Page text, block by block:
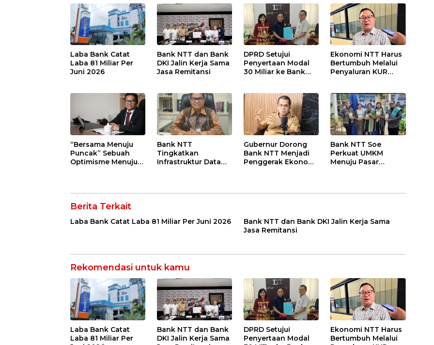
Laba Bank Catat
Laba 81 Miliar Per
Juni 2026
Bank NTT dan Bank
DKI Jalin Kerja Sama
Jasa Remitansi
DPRD Setujui
Penyertaan Modal
30 Miliar ke Bank
Ekonomi NTT Harus
Bertumbuh Melalui
Penyaluran KUR
“Bersama Menuju
Puncak” Sebuah
Optimisme Menuju
Bank NTT
Tingkatkan
Infrastruktur Data
Gubernur Dorong
Bank NTT Menjadi
Penggerak Ekonomi
Bank NTT Soe
Perkuat UMKM
Menuju Pasar
Berita Terkait
Laba Bank Catat Laba 81 Miliar Per Juni 2026
Bank NTT dan Bank DKI Jalin Kerja Sama
Jasa Remitansi
Rekomendasi untuk kamu
Laba Bank Catat
Laba 81 Miliar Per
Bank NTT dan Bank
DKI Jalin Kerja Sama
DPRD Setujui
Penyertaan Modal
Ekonomi NTT Harus
Bertumbuh Melalui